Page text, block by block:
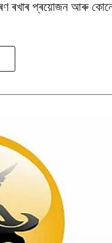
ৰখাৰ প্ৰয়োজন আৰু